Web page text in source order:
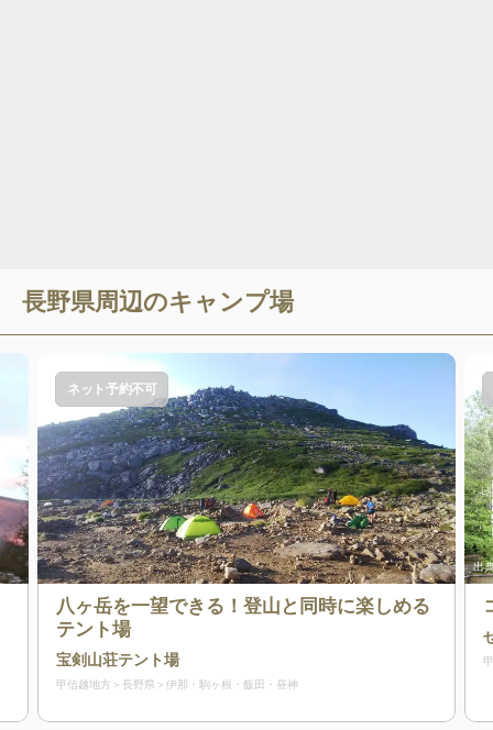
長野県周辺のキャンプ場
ネット予約不可
八ヶ岳を一望できる！登山と同時に楽しめる
テント場
宝剣山荘テント場
甲信越地方 長野県 伊那・駒ヶ根・飯田・昼神
出